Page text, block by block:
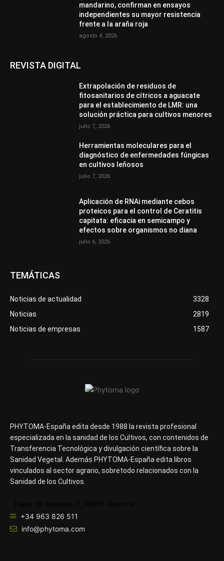
mandarino, confirman en ensayos
independientes su mayor resistencia
frente a la araña roja
agosto 4, 2026
REVISTA DIGITAL
Extrapolación de residuos de
fitosanitarios de cítricos a aguacate
para el establecimiento de LMR: una
solución práctica para cultivos menores
julio 7, 2026
Herramientas moleculares para el
diagnóstico de enfermedades fúngicas
en cultivos leñosos
julio 7, 2026
Aplicación de RNAi mediante cebos
proteicos para el control de Ceratitis
capitata: eficacia en semicampo y
efectos sobre organismos no diana
julio 6, 2026
TEMÁTICAS
Noticias de actualidad
3328
Noticias
2819
Noticias de empresas
1587
PHYTOMA-España edita desde 1988 la revista profesional
especializada en la sanidad de los Cultivos, con contenidos de
Transferencia Tecnológica y divulgación científica sobre la
Sanidad Vegetal. Además PHYTOMA-España edita libros
vinculados al sector agrario, sobretodo relacionados con la
Sanidad de los Cultivos.
+34 963 826 511
info@phytoma.com